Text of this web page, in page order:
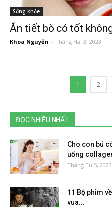
Sống khỏe
Ăn tiết bò có tốt
Khoa Nguyễn - Tháng Hai 3, 2023
1 2
ĐỌC NHIỀU NHẤT
Cho con bú
uống
Tháng Tư 5, 2023
11 Bộ phim
vua...